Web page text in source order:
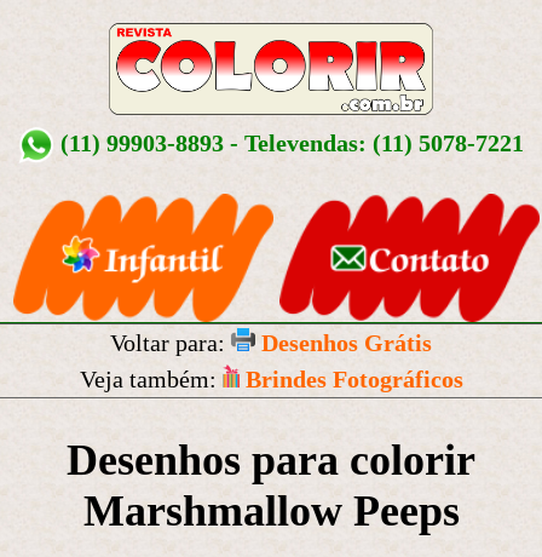
(11) 99903-8893 - Televendas: (11) 5078-7221
Voltar para:
Desenhos Grátis
Veja também:
Brindes Fotográficos
Desenhos para colorir
Marshmallow Peeps